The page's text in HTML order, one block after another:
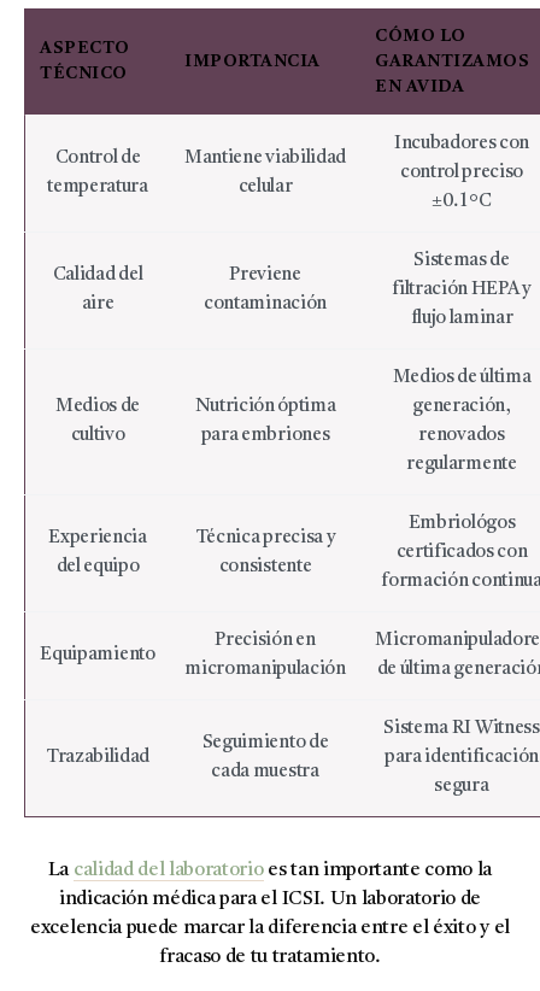
ASPECTO
TÉCNICO
IMPORTANCIA
CÓMO LO
GARANTIZAMOS
EN AVIDA
Control de
temperatura
Mantiene viabilidad
celular
Incubadores con
control preciso
±0.1°C
Calidad del
aire
Previene
contaminación
Sistemas de
filtración HEPA y
flujo laminar
Medios de
cultivo
Nutrición óptima
para embriones
Medios de última
generación,
renovados
regularmente
Experiencia
del equipo
Técnica precisa y
consistente
Embriológos
certificados con
formación
Equipamiento
Precisión en
micromanipulación
de última
Trazabilidad
Seguimiento de
cada muestra
Sistema RI Witness
para identificación
segura
La calidad del laboratorioes tan importante como la
indicación médica para el ICSI. Un laboratorio de
excelencia puede marcar la diferencia entre el éxito y el
fracaso de tu tratamiento.